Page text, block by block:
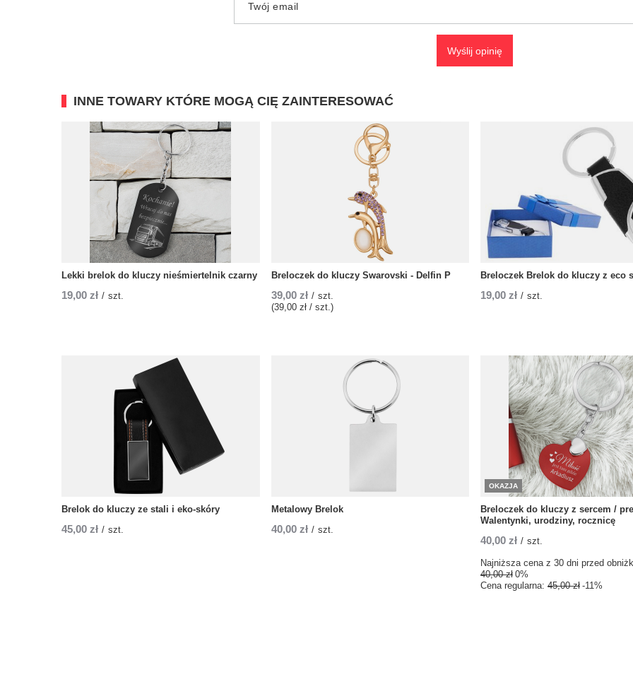
Twój email
Wyślij opinię
INNE TOWARY KTÓRE MOGĄ CIĘ ZAINTERESOWAĆ
Lekki brelok do kluczy nieśmiertelnik czarny
19,00 zł / szt.
Breloczek do kluczy Swarovski - Delfin P
39,00 zł / szt.
(39,00 zł / szt.)
Breloczek Brelok do kluczy z eco
19,00 zł / szt.
Brelok do kluczy ze stali i eko-skóry
45,00 zł / szt.
Metalowy Brelok
40,00 zł / szt.
OKAZJA
Breloczek do kluczy z sercem /
Walentynki, urodziny, rocznicę
40,00 zł / szt.
Najniższa cena z 30 dni przed
40,00 zł 0%
Cena regularna: 45,00 zł -11%